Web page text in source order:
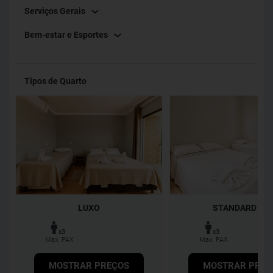
Serviços Gerais
Bem-estar e Esportes
Tipos de Quarto
LUXO
x3
Max. PAX
MOSTRAR PREÇOS
STANDARD
x3
Max. PAX
MOSTRAR